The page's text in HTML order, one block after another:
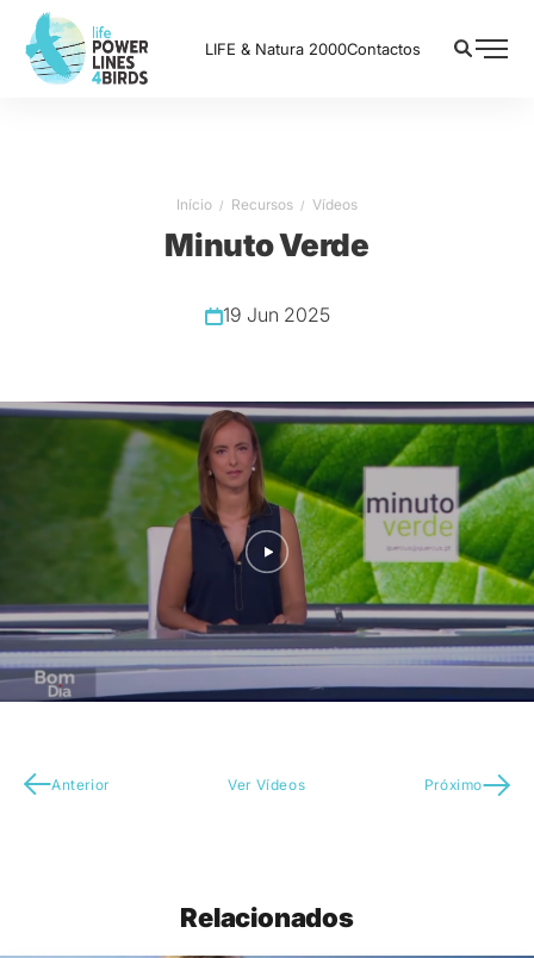
LIFE & Natura 2000Contactos
Início Recursos Vídeos
Minuto Verde
19 Jun 2025
Anterior Ver Vídeos Próximo
Relacionados